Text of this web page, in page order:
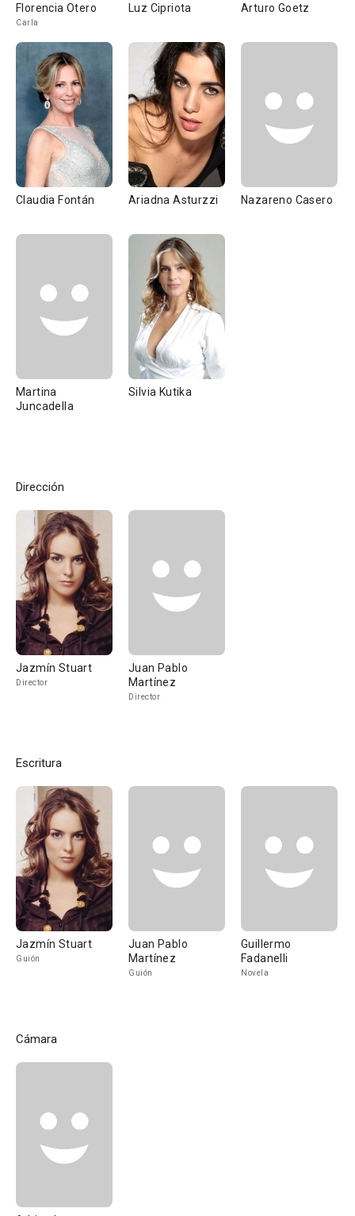
Florencia Otero
Carla
Luz Cipriota Arturo Goetz
Claudia Fontán Ariadna Asturzzi Nazareno Casero
Martina
Juncadella
Silvia Kutika
Dirección
Jazmín Stuart
Director
Juan Pablo
Martínez
Director
Escritura
Jazmín Stuart
Guión
Juan Pablo
Martínez
Guión
Guillermo
Fadanelli
Novela
Cámara